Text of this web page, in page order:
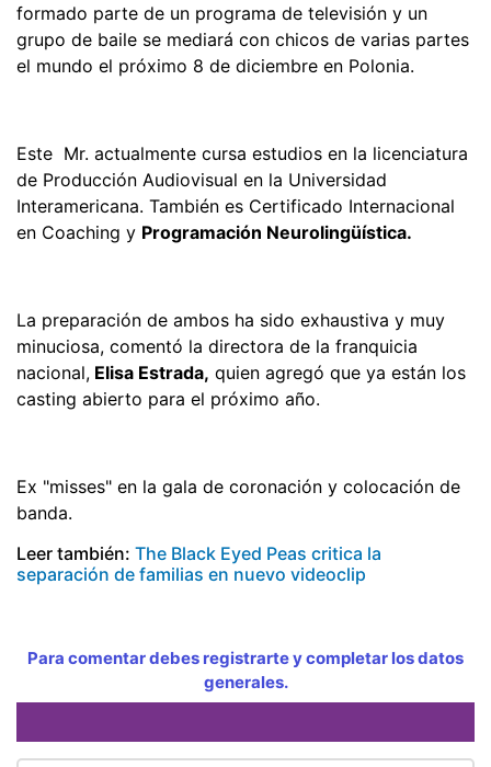
formado parte de un programa de televisión y un
grupo de baile se mediará con chicos de varias partes
el mundo el próximo 8 de diciembre en Polonia.
Este Mr. actualmente cursa estudios en la licenciatura
de Producción Audiovisual en la Universidad
Interamericana. También es Certificado Internacional
en Coaching y Programación Neurolingüística.
La preparación de ambos ha sido exhaustiva y muy
minuciosa, comentó la directora de la franquicia
nacional, Elisa Estrada, quien agregó que ya están los
casting abierto para el próximo año.
Ex "misses" en la gala de coronación y colocación de
banda.
Leer también: The Black Eyed Peas critica la
separación de familias en nuevo videoclip
Para comentar debes registrarte y completar los datos
generales.